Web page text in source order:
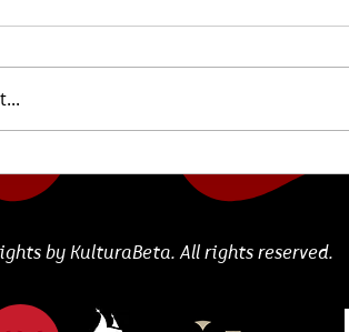
Македонија
by KulturaBeta. All rights reserved.